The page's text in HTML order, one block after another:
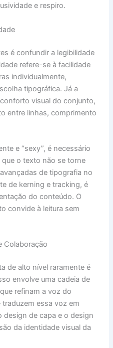
e respiro.
é confundir a legibilidade
refere-se à facilidade
individualmente,
tipográfica. Já a
visual do conjunto,
entre linhas, comprimento
e “sexy”, é necessário
o texto não se torne
de tipografia no
de kerning e tracking, é
do conteúdo. O
convide à leitura sem
Colaboração
de alto nível raramente é
envolve uma cadeia de
refinam a voz do
essa voz em
design de capa e o design
da identidade visual da